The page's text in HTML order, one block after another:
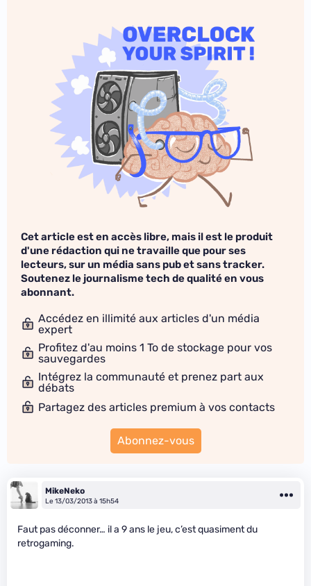
Cet article est en accès libre, mais il est le produit
d'une rédaction qui ne travaille que pour ses
lecteurs, sur un média sans pub et sans tracker.
Soutenez le journalisme tech de qualité en vous
abonnant.
Accédez en illimité aux articles d'un média
expert
Profitez d'au moins 1 To de stockage pour vos
sauvegardes
Intégrez la communauté et prenez part aux
débats
Partagez des articles premium à vos contacts
Abonnez-vous
MikeNeko
Le 13/03/2013 à 15h54
Faut pas déconner… il a 9 ans le jeu, c’est quasiment du
retrogaming.